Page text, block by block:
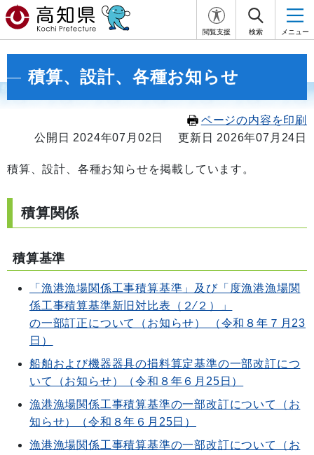
閲覧支援 検索 メニュー
積算、設計、各種お知らせ
ページの内容を印刷
公開日 2024年07月02日
更新日 2026年07月24日
積算、設計、各種お知らせを掲載しています。
積算関係
積算基準
「漁港漁場関係工事積算基準」及び「度漁港漁場関
係工事積算基準新旧対比表（２∕２）」
の一部訂正について（お知らせ） （令和８年７月23
日）
船舶および機器器具の損料算定基準の一部改訂につ
いて（お知らせ）（令和８年６月25日）
漁港漁場関係工事積算基準の一部改訂について（お
知らせ）（令和８年６月25日）
漁港漁場関係工事積算基準の一部改訂について（お